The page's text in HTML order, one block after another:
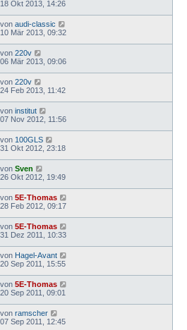
18 Okt 2013, 14:26
von audi-classic
10 Mär 2013, 09:32
von 220v
06 Mär 2013, 09:06
von 220v
24 Feb 2013, 11:42
von institut
07 Nov 2012, 11:56
von 100GLS
31 Okt 2012, 23:18
von Sven
26 Okt 2012, 19:49
von 5E-Thomas
28 Feb 2012, 09:17
von 5E-Thomas
31 Dez 2011, 10:33
von Hagel-Avant
20 Sep 2011, 15:55
von 5E-Thomas
20 Sep 2011, 09:01
von ramscher
07 Sep 2011, 12:45